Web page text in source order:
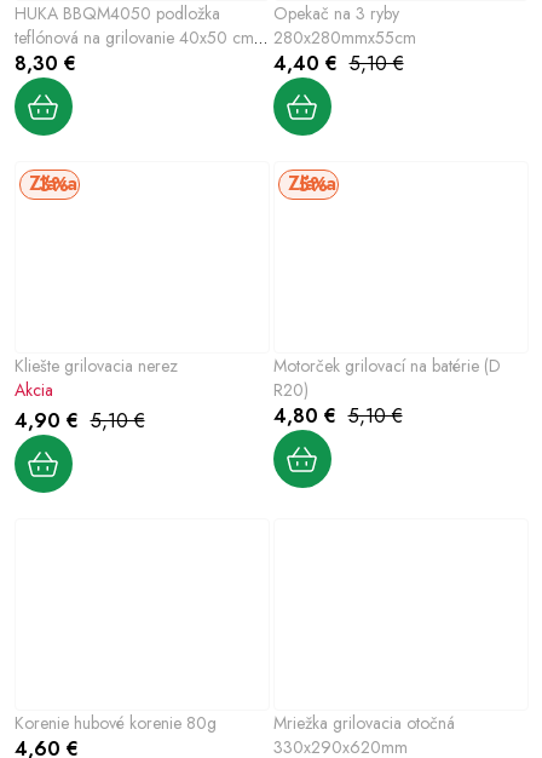
HUKA BBQM4050 podložka
teflónová na grilovanie 40x50 cm,
3 ks
8,30 €
Opekač na 3 ryby
280x280mmx55cm
4,40 € 5,10 €
Kliešte grilovacia nerez
3%
4,90 € 5,10 €
Akcia
Motorček grilovací na batérie (D
R20)
5%
4,80 € 5,10 €
Korenie hubové korenie 80g
4,60 €
Mriežka grilovacia otočná
330x290x620mm